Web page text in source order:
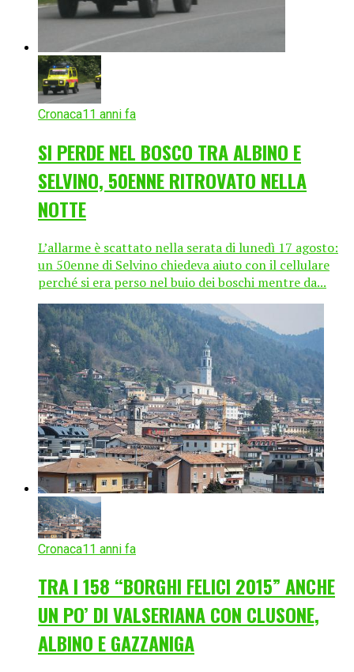
Cronaca11 anni fa
SI PERDE NEL BOSCO TRA ALBINO E
SELVINO, 50ENNE RITROVATO NELLA
NOTTE
L’allarme è scattato nella serata di lunedì 17 agosto:
un 50enne di Selvino chiedeva aiuto con il cellulare
perché si era perso nel buio dei boschi mentre da...
Cronaca11 anni fa
TRA I 158 “BORGHI FELICI 2015” ANCHE
UN PO’ DI VALSERIANA CON CLUSONE,
ALBINO E GAZZANIGA